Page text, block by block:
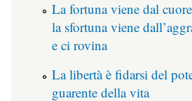
La fortuna viene dal
la sfortuna viene
e ci rovina
La libertà è fidarsi del
guarente della vita